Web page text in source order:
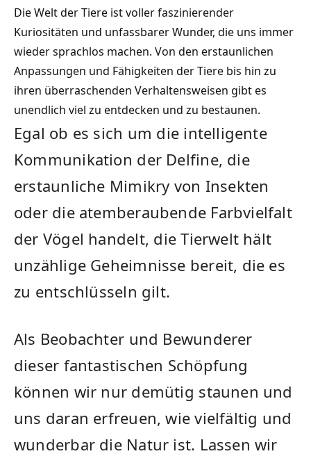
Die Welt‌ der Tiere ist voller faszinierender
Kuriositäten und unfassbarer Wunder, die uns immer
wieder sprachlos machen.⁢ Von den erstaunlichen
Anpassungen und Fähigkeiten ‌der Tiere bis hin zu
ihren überraschenden Verhaltensweisen gibt‌ es
‌unendlich viel zu entdecken und zu bestaunen.
Egal ob es sich⁣ um die intelligente
Kommunikation ⁤der Delfine, die⁤
erstaunliche Mimikry ⁢von Insekten‌
oder die atemberaubende Farbvielfalt
der‌ Vögel handelt, ⁣die Tierwelt hält
unzählige Geheimnisse bereit, die es
zu ⁤entschlüsseln‍ gilt.
Als Beobachter⁣ und Bewunderer
dieser fantastischen Schöpfung
können wir ‍nur demütig⁣ staunen und
uns daran erfreuen, wie vielfältig und
wunderbar die Natur ist. Lassen wir ​